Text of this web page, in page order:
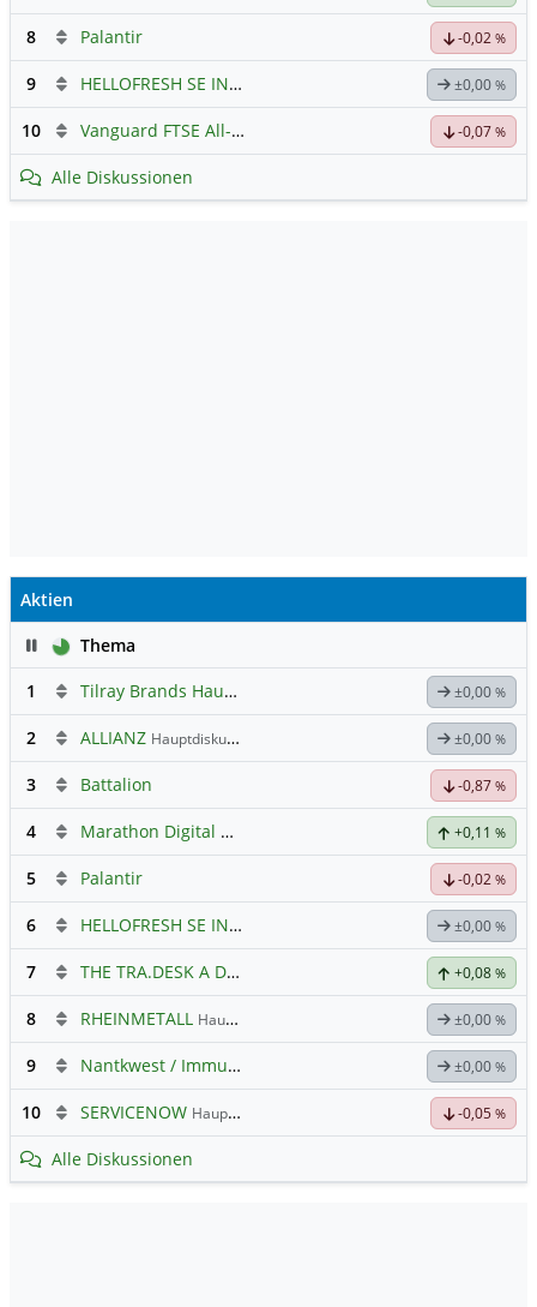
8 Palantir -0,02 %
9 HELLOFRESH SE INH O.N. ±0,00 %
10 Vanguard FTSE All-World ETF $ Cap Hauptdiskussion
-0,07 %
Alle Diskussionen
Aktien
PauseThema
1
Tilray Brands Hauptforum ±0,00 %
2 ALLIANZ Hauptdiskussion ±0,00 %
3 Battalion -0,87 %
4 Marathon Digital Holdings +0,11 %
5 Palantir -0,02 %
6 HELLOFRESH SE INH O.N. ±0,00 %
7 THE TRA.DESK A DL-,000001 +0,08 %
8 RHEINMETALL Hauptdiskussion ±0,00 %
9 Nantkwest / Immunitybio -> IBRX ±0,00 %
10 SERVICENOW Hauptdiskussion -0,05 %
Alle Diskussionen